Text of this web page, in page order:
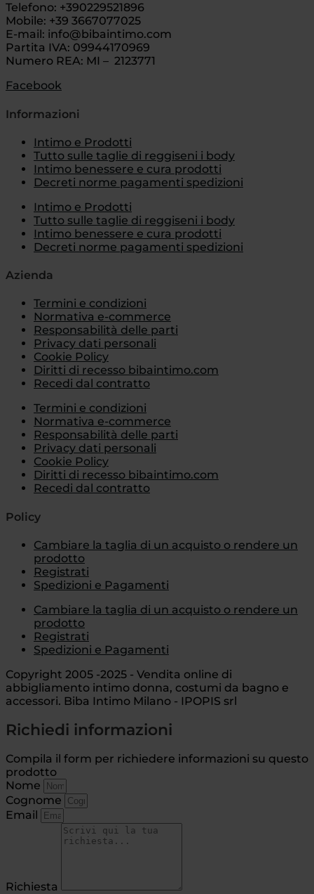
Telefono: +390229521896
Mobile: +39 3667077025
E-mail: info@bibaintimo.com
Partita IVA: 09944170969
Numero REA: MI – 2123771
Facebook
Informazioni
Intimo e Prodotti
Tutto sulle taglie di reggiseni i body
Intimo benessere e cura prodotti
Decreti norme pagamenti spedizioni
Intimo e Prodotti
Tutto sulle taglie di reggiseni i body
Intimo benessere e cura prodotti
Decreti norme pagamenti spedizioni
Azienda
Termini e condizioni
Normativa e-commerce
Responsabilità delle parti
Privacy dati personali
Cookie Policy
Diritti di recesso bibaintimo.com
Recedi dal contratto
Termini e condizioni
Normativa e-commerce
Responsabilità delle parti
Privacy dati personali
Cookie Policy
Diritti di recesso bibaintimo.com
Recedi dal contratto
Policy
Cambiare la taglia di un acquisto o rendere un
prodotto
Registrati
Spedizioni e Pagamenti
Cambiare la taglia di un acquisto o rendere un
prodotto
Registrati
Spedizioni e Pagamenti
Copyright 2005 -2025 - Vendita online di
abbigliamento intimo donna, costumi da bagno e
accessori. Biba Intimo Milano - IPOPIS srl
Richiedi informazioni
Compila il form per richiedere informazioni su questo
prodotto
Nome
Cognome
Email
Richiesta